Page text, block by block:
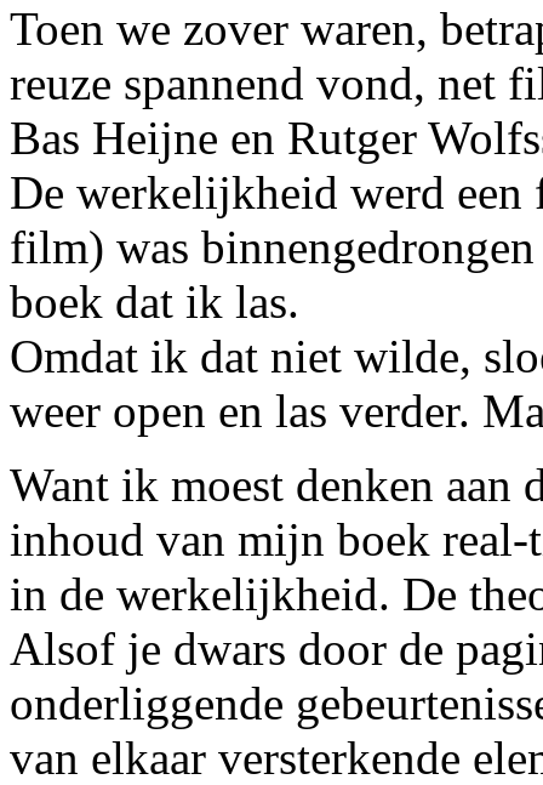
Toen we zover waren,
reuze spannend vond, net
Bas Heijne en Rutger
De werkelijkheid werd
film) was
boek dat ik las.
Omdat ik dat niet wilde,
weer open en las verder.
Want ik moest denken aan
inhoud van mijn boek real-
in de werkelijkheid. De
Alsof je dwars door de
onderliggende
van elkaar versterkende